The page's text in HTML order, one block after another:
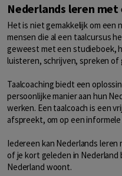
Nederlands leren
Het is niet gemakkelijk om een
mensen die al een taalcursus
geweest met een studieboek,
luisteren, schrijven, spreken of
Taalcoaching biedt een
persoonlijke manier aan hun
werken. Een taalcoach is een
afspreekt, om op een
Iedereen kan Nederlands
of je kort geleden in Nederland
Nederland woont.